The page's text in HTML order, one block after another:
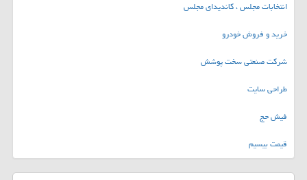
انتخابات مجلس ، کاندیدای مجلس
خرید و فروش خودرو
شرکت صنعتی سخت پوشش
طراحی سایت
فیش حج
قیمت بیسیم